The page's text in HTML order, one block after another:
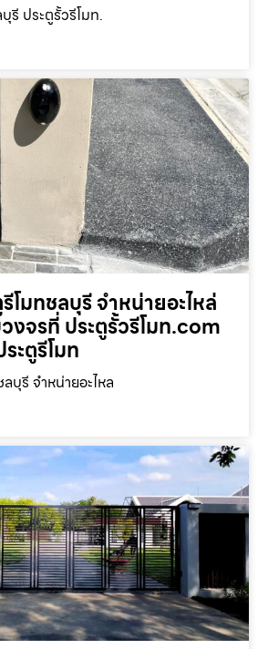
รี ประตูรั้วรีโมท.
โมทชลบุรี จำหน่ายอะไหล่
งจรที่ ประตูรั้วรีโมท.com
ะตูรีโมท
บุรี จำหน่ายอะไหล